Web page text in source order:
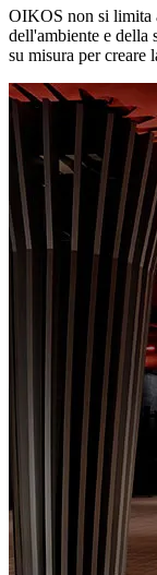
OIKOS non si limita
dell'ambiente e della
su misura per creare